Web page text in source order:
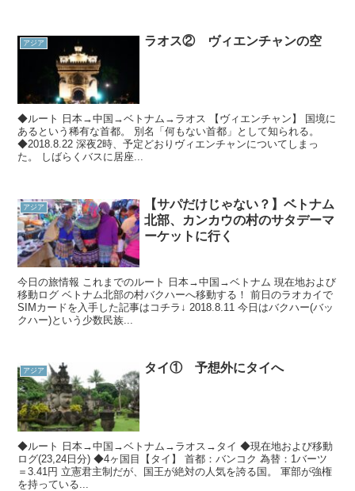
アジア ラオス② ヴィエンチャンの空
◆ルート 日本→中国→ベトナム→ラオス 【ヴィエンチャン】 国境に
あるという稀有な首都。 別名「何もない首都」として知られる。
◆2018.8.22 深夜2時、予定どおりヴィエンチャンについてしまっ
た。 しばらくバスに居座...
アジア
【サパだけじゃない？】ベトナム
北部、カンカウの村のサタデーマ
ーケットに行く
今日の旅情報 これまでのルート 日本→中国→ベトナム 現在地および
移動ログ ベトナム北部の村バクハーへ移動する！ 前日のラオカイで
SIMカードを入手した記事はコチラ↓ 2018.8.11 今日はバクハー(バッ
クハー)という少数民族...
アジア タイ① 予想外にタイへ
◆ルート 日本→中国→ベトナム→ラオス→タイ ◆現在地および移動
ログ(23,24日分) ◆4ヶ国目【タイ】 首都：バンコク 為替：1バーツ
＝3.41円 立憲君主制だが、国王が絶対の人気を誇る国。 軍部が強権
を持っている...